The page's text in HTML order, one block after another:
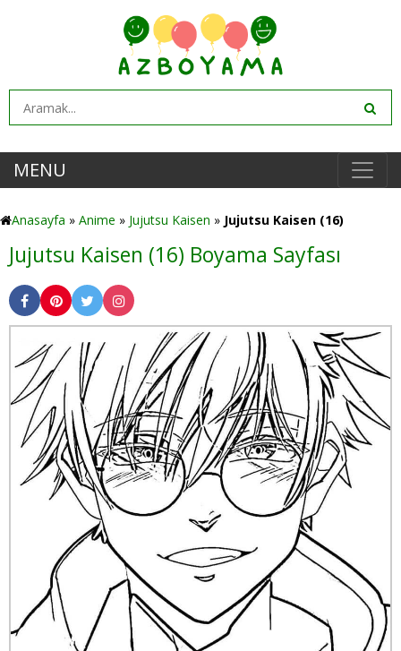
MENU
Anasayfa » Anime » Jujutsu Kaisen » Jujutsu Kaisen (16)
Jujutsu Kaisen (16) Boyama Sayfası